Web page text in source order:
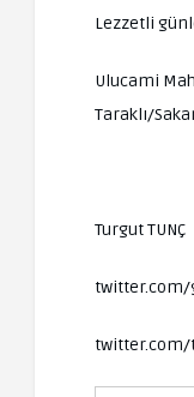
Lezzetli
Ulucami
Taraklı/
Turgut TUNÇ
twitter.com/